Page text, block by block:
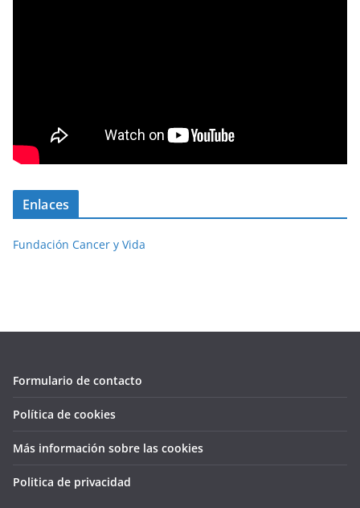
Enlaces
Fundación Cancer y Vida
Formulario de contacto
Política de cookies
Más información sobre las cookies
Politica de privacidad